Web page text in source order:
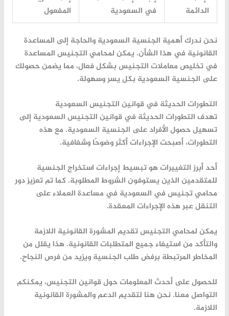
الدائمة
في السعودية
المفعول
نحن ندرك أهمية الجنسية السعودية والحاجة إلى المساعدة
القانونية في هذا الشأن. يمكن لمحامي التجنيس المساعدة
فيتخليص معاملات التجنيس بشكل فعال، مما يضمن حصولك
على الجنسية السعودية بكل يسر وسهولة.
التطورات الحديثة في قوانين التجنيس السعودية
تهدف التطورات الحديثة في قوانين التجنيس السعودية إلى
تسهيل حصول الأفراد على الجنسية السعودية. مع هذه
التطورات، أصبحت الإجراءات أكثر وضوحًا وشفافية.
أحد أبرز التغييرات هو تبسيط إجراءات استخراج الجنسية
للمتقدمين الذين يستوفون الشروط المطلوبة. كما تم تعزيز دور
محامي تجنيس في السعودية في مساعدة العملاء على
التنقل عبر هذه الإجراءات المعقدة.
يمكن لمحامي التجنيس تقديم المشورة القانونية اللازمة
والتأكد من استيفاء جميع المتطلبات القانونية. هذا يقلل من
المخاطر المرتبطة برفض طلب الجنسية ويزيد من فرص النجاح.
للحصول على أحدث المعلومات حول قوانين التجنيس، يمكنكم
التواصل معنا. نحن هنا لتقديم الدعم والمشورة القانونية
اللازمة.